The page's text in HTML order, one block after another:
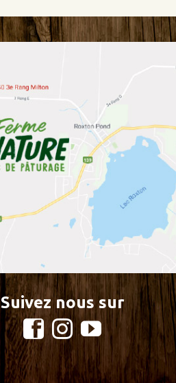
canneberges
Suivez nous sur